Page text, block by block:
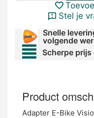
Stel je
Snelle
volgende
Scherpe prijs
Product
Adapter E-Bike